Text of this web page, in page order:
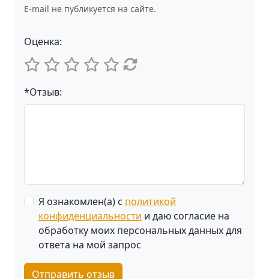
E-mail не публикуется на сайте.
Оценка:
*Отзыв:
Я ознакомлен(а) с политикой
конфиденциальности и даю согласие на
обработку моих персональных данных для
ответа на мой запрос
Отправить отзыв